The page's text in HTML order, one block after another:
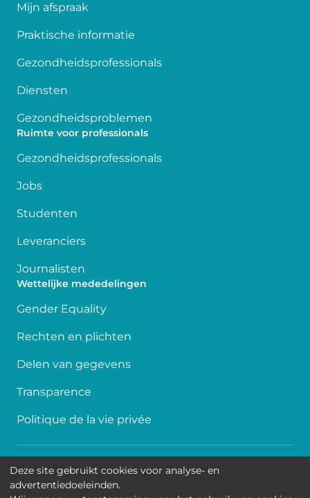
Mijn afspraak
Praktische informatie
Gezondheidsprofessionals
Diensten
Gezondheidsproblemen
Ruimte voor professionals
Gezondheidsprofessionals
Jobs
Studenten
Leveranciers
Journalisten
Wettelijke mededelingen
Gender Equality
Rechten en plichten
Delen van gegevens
Transparence
Politique de la vie privée
Toegankelijkheid
Contact
Deze site gebruikt cookies voor analyse- en
advertentiedoeleinden.